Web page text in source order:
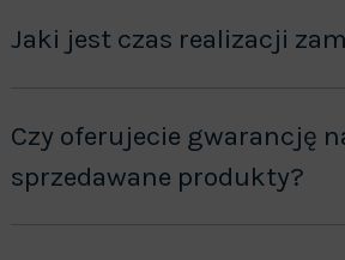
Jaki jest czas realizacji
Czy oferujecie gwarancję
sprzedawane produkty?